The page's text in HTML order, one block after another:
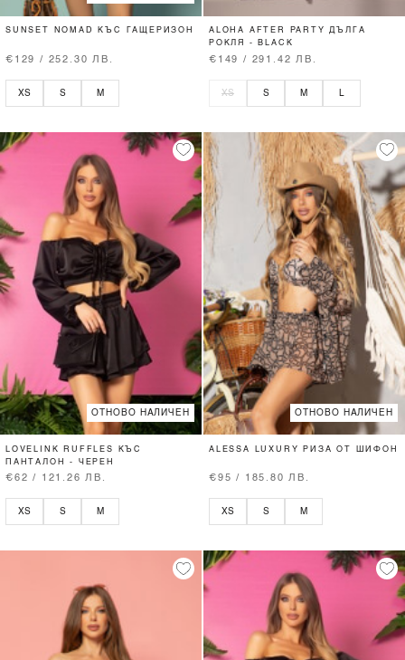
SUNSET NOMAD КЪС ГАЩЕРИЗОН
€129 / 252.30 ЛВ.
XS S M
ALOHA AFTER PARTY ДЪЛГА
РОКЛЯ - BLACK
€149 / 291.42 ЛВ.
XS S M
ОТНОВО НАЛИЧЕН
LOVELINK RUFFLES КЪС
ПАНТАЛОН - ЧЕРЕН
€62 / 121.26 ЛВ.
XS S M
ОТНОВО НАЛИЧЕН
ALESSA LUXURY РИЗА ОТ ШИФОН
€95 / 185.80 ЛВ.
XS S M